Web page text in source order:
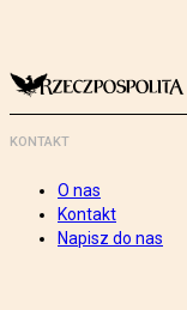
KONTAKT
O nas
Kontakt
Napisz do nas